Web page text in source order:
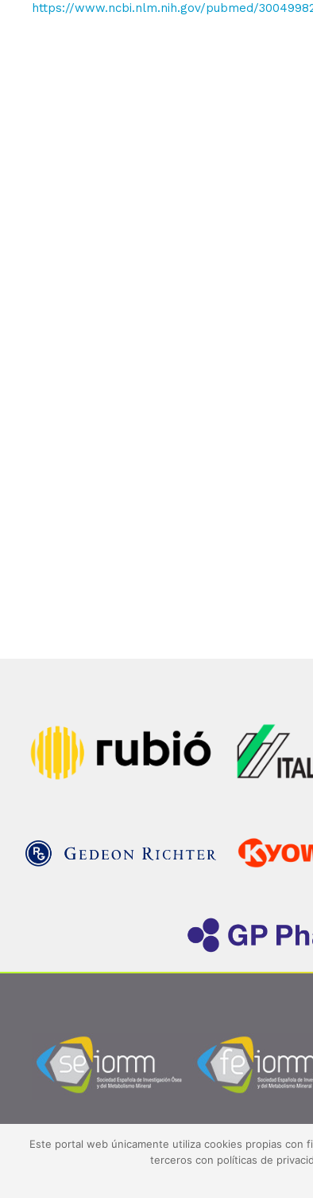
https://www.ncbi.nlm.nih.gov/pubmed/
Este portal web únicamente utiliza cookies propias con
terceros con políticas de